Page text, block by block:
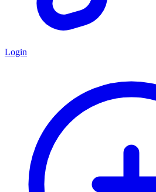
Login